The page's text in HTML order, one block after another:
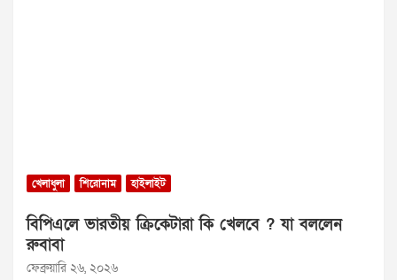
খেলাধুলা শিরোনাম হাইলাইট
বিপিএলে ভারতীয় ক্রিকেটারা কি খেলবে ? যা বললেন
রুবাবা
ফেব্রুয়ারি ২৬, ২০২৬